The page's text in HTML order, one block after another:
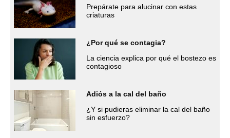
Prepárate para alucinar con estas
criaturas
¿Por qué se contagia?
La ciencia explica por qué el bostezo es
contagioso
Adiós a la cal del baño
¿Y si pudieras eliminar la cal del baño
sin esfuerzo?